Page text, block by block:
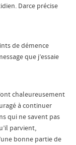
Darce précise
de démence
que j’essaie
chaleureusement
à continuer
qui ne savent pas
parvient,
bonne partie de